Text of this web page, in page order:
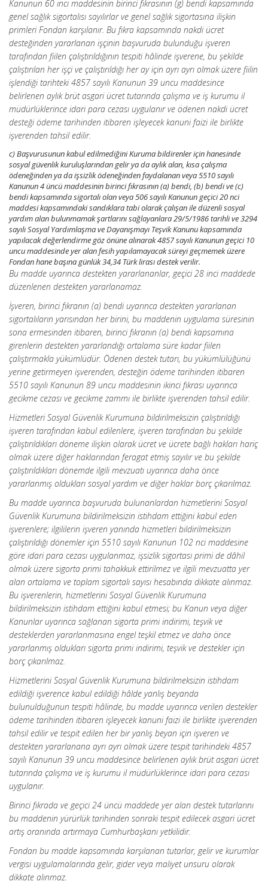
Kanunun 60 ıncı maddesinin birinci fıkrasının (g) bendi kapsamında
genel sağlık sigortalısı sayılırlar ve genel sağlık sigortasına ilişkin
primleri Fondan karşılanır. Bu fıkra kapsamında nakdi ücret
desteğinden yararlanan işçinin başvuruda bulunduğu işveren
tarafından fiilen çalıştırıldığının tespiti hâlinde işverene, bu şekilde
çalıştırılan her işçi ve çalıştırıldığı her ay için ayrı ayrı olmak üzere fiilin
işlendiği tarihteki 4857 sayılı Kanunun 39 uncu maddesince
belirlenen aylık brüt asgari ücret tutarında çalışma ve iş kurumu il
müdürlüklerince idari para cezası uygulanır ve ödenen nakdi ücret
desteği ödeme tarihinden itibaren işleyecek kanuni faizi ile birlikte
işverenden tahsil edilir.
c) Başvurusunun kabul edilmediğini Kuruma bildirenler için hanesinde
sosyal güvenlik kuruluşlarından gelir ya da aylık alan, kısa çalışma
ödeneğinden ya da işsizlik ödeneğinden faydalanan veya 5510 sayılı
Kanunun 4 üncü maddesinin birinci fıkrasının (a) bendi, (b) bendi ve (c)
bendi kapsamında sigortalı olan veya 506 sayılı Kanunun geçici 20 nci
maddesi kapsamındaki sandıklara tabi olarak çalışan ile düzenli sosyal
yardım alan bulunmamak şartlarını sağlayanlara 29/5/1986 tarihli ve 3294
sayılı Sosyal Yardımlaşma ve Dayanışmayı Teşvik Kanunu kapsamında
yapılacak değerlendirme göz önüne alınarak 4857 sayılı Kanunun geçici 10
uncu maddesinde yer alan fesih yapılamayacak süreyi geçmemek üzere
Fondan hane başına günlük 34,34 Türk lirası destek verilir.
Bu madde uyarınca destekten yararlananlar, geçici 28 inci maddede
düzenlenen destekten yararlanamaz.
İşveren, birinci fıkranın (a) bendi uyarınca destekten yararlanan
sigortalıların yarısından her birini, bu maddenin uygulama süresinin
sona ermesinden itibaren, birinci fıkranın (a) bendi kapsamına
girenlerin destekten yararlandığı ortalama süre kadar fiilen
çalıştırmakla yükümlüdür. Ödenen destek tutarı, bu yükümlülüğünü
yerine getirmeyen işverenden, desteğin ödeme tarihinden itibaren
5510 sayılı Kanunun 89 uncu maddesinin ikinci fıkrası uyarınca
gecikme cezası ve gecikme zammı ile birlikte işverenden tahsil edilir.
Hizmetleri Sosyal Güvenlik Kurumuna bildirilmeksizin çalıştırıldığı
işveren tarafından kabul edilenlere, işveren tarafından bu şekilde
çalıştırıldıkları döneme ilişkin olarak ücret ve ücrete bağlı hakları hariç
olmak üzere diğer haklarından feragat etmiş sayılır ve bu şekilde
çalıştırıldıkları dönemde ilgili mevzuatı uyarınca daha önce
yararlanmış oldukları sosyal yardım ve diğer haklar borç çıkarılmaz.
Bu madde uyarınca başvuruda bulunanlardan hizmetlerini Sosyal
Güvenlik Kurumuna bildirilmeksizin istihdam ettiğini kabul eden
işverenlere; ilgililerin işveren yanında hizmetleri bildirilmeksizin
çalıştırıldığı dönemler için 5510 sayılı Kanunun 102 nci maddesine
göre idari para cezası uygulanmaz, işsizlik sigortası primi de dâhil
olmak üzere sigorta primi tahakkuk ettirilmez ve ilgili mevzuatta yer
alan ortalama ve toplam sigortalı sayısı hesabında dikkate alınmaz.
Bu işverenlerin, hizmetlerini Sosyal Güvenlik Kurumuna
bildirilmeksizin istihdam ettiğini kabul etmesi; bu Kanun veya diğer
Kanunlar uyarınca sağlanan sigorta primi indirimi, teşvik ve
desteklerden yararlanmasına engel teşkil etmez ve daha önce
yararlanmış oldukları sigorta primi indirimi, teşvik ve destekler için
borç çıkarılmaz.
Hizmetlerini Sosyal Güvenlik Kurumuna bildirilmeksizin istihdam
edildiği işverence kabul edildiği hâlde yanlış beyanda
bulunulduğunun tespiti hâlinde, bu madde uyarınca verilen destekler
ödeme tarihinden itibaren işleyecek kanuni faizi ile birlikte işverenden
tahsil edilir ve tespit edilen her bir yanlış beyan için işveren ve
destekten yararlanana ayrı ayrı olmak üzere tespit tarihindeki 4857
sayılı Kanunun 39 uncu maddesince belirlenen aylık brüt asgari ücret
tutarında çalışma ve iş kurumu il müdürlüklerince idari para cezası
uygulanır.
Birinci fıkrada ve geçici 24 üncü maddede yer alan destek tutarlarını
bu maddenin yürürlüktarihinden sonraki tespit edilecek asgari ücret
artış oranında artırmaya Cumhurbaşkanı yetkilidir.
Fondan bu madde kapsamında karşılanan tutarlar, gelir ve kurumlar
vergisi uygulamalarında gelir, gider veya maliyet unsuru olarak
dikkate alınmaz.